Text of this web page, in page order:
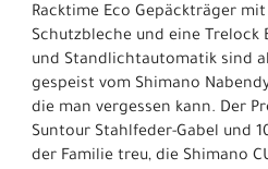
Racktime Eco Gepäckträger mit
Schutzbleche und eine Trelock
und Standlichtautomatik sind
gespeist vom Shimano
die man vergessen kann. Der
Suntour Stahlfeder-Gabel und
der Familie treu, die Shimano